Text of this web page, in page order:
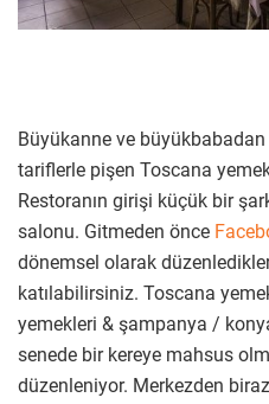
Büyükanne ve
tariflerle pişen Toscana
Restoranın girişi küçük bir
salonu. Gitmeden önce
dönemsel olarak
katılabilirsiniz. Toscana
yemekleri & şampanya /
senede bir kereye mahsus
düzenleniyor. Merkezden